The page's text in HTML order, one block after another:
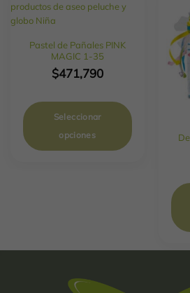
Pastel de Pañales PINK
MAGIC 1-35
$471,790
Seleccionar
opciones